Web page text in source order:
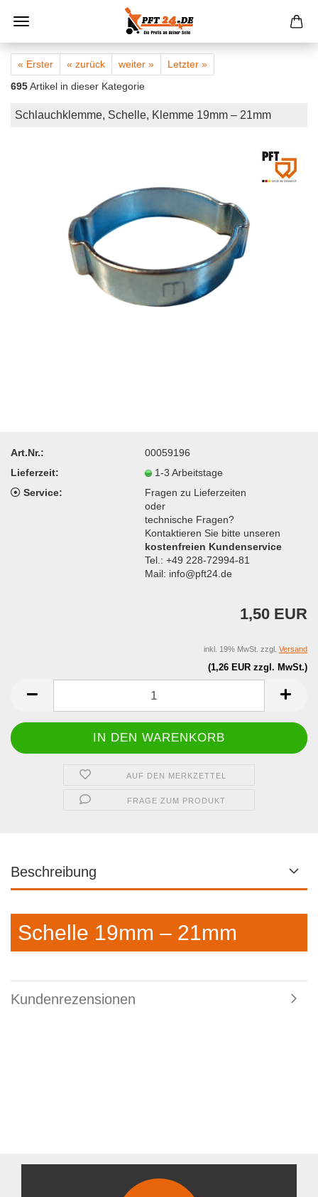
« Erster « zurück weiter »
Letzter »
695Artikel in dieser Kategorie
Schlauchklemme, Schelle, Klemme 19mm – 21mm
Art.Nr.:
00059196
Lieferzeit:
1-3 Arbeitstage
Service:
Fragen zu Lieferzeiten
oder
technische Fragen?
Kontaktieren Sie bitte unseren
kostenfreien Kundenservice
Tel.: +49 228-72994-81
Mail: info@pft24.de
1,50 EUR
(1,26 EUR zzgl. MwSt.)
inkl. 19% MwSt. zzgl. Versand
AUF DEN MERKZETTEL
FRAGE ZUM PRODUKT
Beschreibung
Schelle 19mm – 21mm
Kundenrezensionen